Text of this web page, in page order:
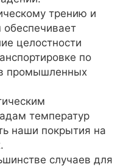
трению и
обеспечивает
целостности
по
промышленных
температур
наши покрытия на
случаев для